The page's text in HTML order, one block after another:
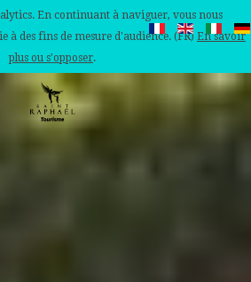
En continuant à naviguer, vous nous
à des fins de mesure d'audience. (FR) En savoir
plus ou s'opposer.